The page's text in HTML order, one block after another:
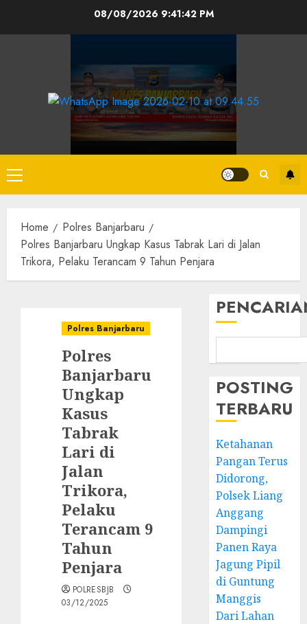
08/08/2026 9:41:43 PM
Home
Polres Banjarbaru
Polres Banjarbaru Ungkap Kasus Tabrak Lari di Jalan
Trikora, Pelaku Terancam 9 Tahun Penjara
Polres Banjarbaru
Polres
Banjarbaru
Ungkap
Kasus
Tabrak
Lari di
Jalan
Trikora,
Pelaku
Terancam 9
Tahun
Penjara
POLRESBJB
03/12/2025
POSTING
TERBARU
Ketahanan
Pangan Terus
Didorong,
Polsek Liang
Anggang
Dampingi
Panen Raya
Jagung Pipil
di Guntung
Manggis
Dari Lahan